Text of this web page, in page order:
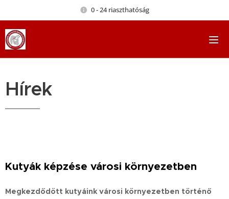
0 - 24 riaszthatóság
Hírek
Kutyák képzése városi környezetben
Megkezdődött kutyáink városi környezetben történő